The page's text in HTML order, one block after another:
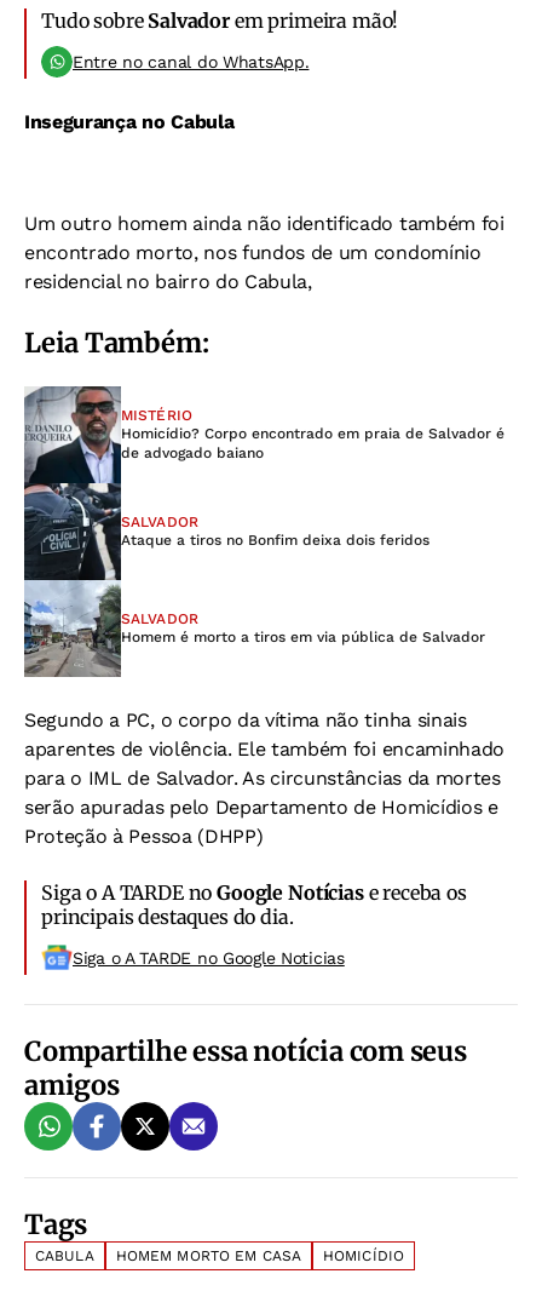
Tudo sobre Salvadorem primeira mão!
Entre no canal do WhatsApp.
Insegurança no Cabula
Um outro homem ainda não identificado também foi
encontrado morto, nos fundos de um condomínio
residencial no bairro do Cabula,
Leia Também:
MISTÉRIO
Homicídio? Corpo encontrado em praia de Salvador é
de advogado baiano
SALVADOR
Ataque a tiros no Bonfim deixa dois feridos
SALVADOR
Homem é morto a tiros em via pública de Salvador
Segundo a PC, o corpo da vítima não tinha sinais
aparentes de violência. Ele também foi encaminhado
para o IML de Salvador. As circunstâncias da mortes
serão apuradas pelo Departamento de Homicídios e
Proteção à Pessoa (DHPP)
Siga o A TARDE noGoogle Notíciase receba os
principais destaques do dia.
Siga o A TARDE no Google Noticias
Compartilhe essa notícia com seus
amigos
Tags
CABULA HOMEM MORTO EM CASA HOMICÍDIO